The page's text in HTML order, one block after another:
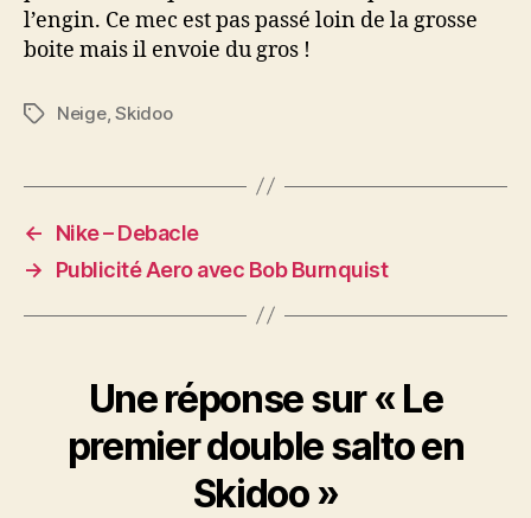
l’engin. Ce mec est pas passé loin de la grosse
boite mais il envoie du gros !
Étiquettes
Neige,Skidoo
←
Nike – Debacle
→
Publicité Aero avec Bob Burnquist
Une réponse sur « Le
premier double salto en
Skidoo »